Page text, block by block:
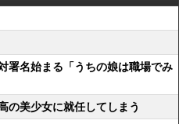
署名始まる「うちの娘は職場でみ
の美少女に就任してしまう